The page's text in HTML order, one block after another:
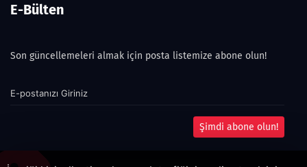
E-Bülten
Son güncellemeleri almak için posta listemize abone olun!
Şimdi abone olun!